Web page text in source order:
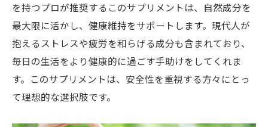
を持つプロが推奨するこのサプリメントは、自然成分を
最大限に活かし、健康維持をサポートします。現代人が
抱えるストレスや疲労を和らげる成分も含まれており、
毎日の生活をより健康的に過ごす手助けをしてくれま
す。このサプリメントは、安全性を重視する方々にとっ
て理想的な選択肢です。